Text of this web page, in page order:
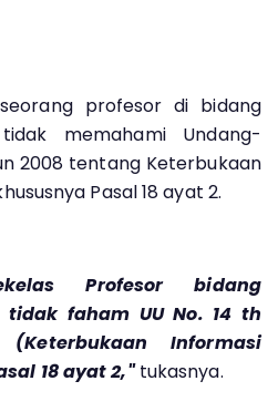
profesor di bidang
memahami Undang-
2008 tentang Keterbukaan
Pasal 18 ayat 2.
Profesor bidang
faham UU No. 14 th
Informasi
18 ayat 2,"tukasnya.